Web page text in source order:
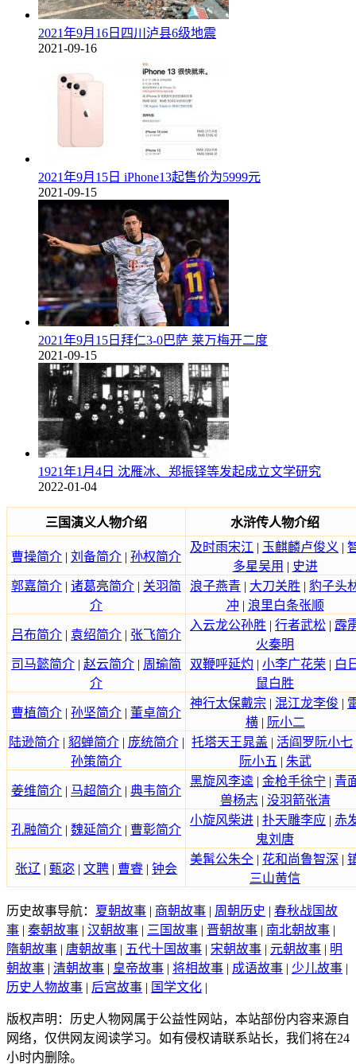
2021年9月16日四川泸县6级地震
2021-09-16
2021年9月15日 iPhone13起售价为5999元
2021-09-15
2021年9月15日拜仁3-0巴萨 莱万梅开二度
2021-09-15
1921年1月4日 沈雁冰、郑振铎等发起成立文学研究
2022-01-04
三国演义人物介绍 水浒传人物介绍
曹操简介 | 刘备简介 | 孙权简介
及时雨宋江 | 玉麒麟卢俊义 |
多星吴用 | 史进
郭嘉简介 | 诸葛亮简介 | 关羽简
介
浪子燕青 | 大刀关胜 | 豹子头
冲 | 浪里白条张顺
吕布简介 | 袁绍简介 | 张飞简介
入云龙公孙胜 | 行者武松 | 霹
火秦明
司马懿简介 | 赵云简介 | 周瑜简
介
双鞭呼延灼 | 小李广花荣 | 白
鼠白胜
曹植简介 | 孙坚简介 | 董卓简介
神行太保戴宗 | 混江龙李俊 |
横| 阮小二
陆逊简介| 貂蝉简介| 庞统简介|
孙策简介
托塔天王晁盖 | 活阎罗阮小七
阮小五 | 朱武
姜维简介 | 马超简介 | 典韦简介
黑旋风李逵 | 金枪手徐宁 | 青
兽杨志| 没羽箭张清
孔融简介 | 魏延简介 | 曹彰简介
小旋风柴进 | 扑天雕李应 | 赤
鬼刘唐
张辽 | 甄宓 | 文聘 | 曹睿 | 钟会
美髯公朱仝 | 花和尚鲁智深 |
三山黄信
历史故事导航： 夏朝故事 | 商朝故事 | 周朝历史 | 春秋战国故
事 | 秦朝故事 | 汉朝故事 | 三国故事 | 晋朝故事 | 南北朝故事 |
隋朝故事 | 唐朝故事 | 五代十国故事 | 宋朝故事 | 元朝故事 | 明
朝故事 | 清朝故事 | 皇帝故事 | 将相故事 | 成语故事 | 少儿故事 |
历史人物故事 | 后宫故事 | 国学文化 |
版权声明：历史人物网属于公益性网站，本站部份内容来源自
网络，仅供网友阅读学习。如有侵权请联系站长，我们将在24
小时内删除。